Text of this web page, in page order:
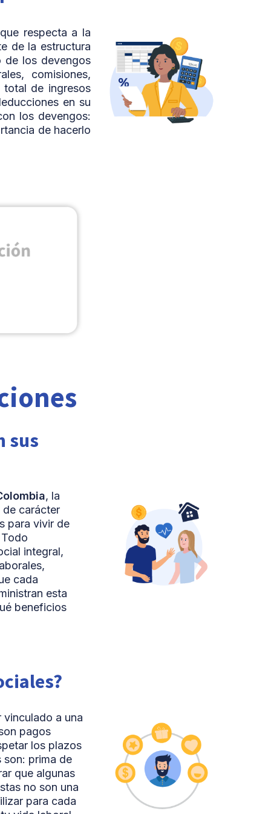
respecta a la
de la estructura
de los devengos
comisiones,
de ingresos
en su
los devengos:
de hacerlo
sus
, la
carácter
para vivir de
integral,
cada
esta
beneficios
a una
pagos
los plazos
son: prima de
que algunas
no son una
para cada